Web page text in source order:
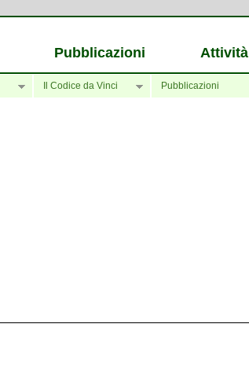
Pubblicazioni Attività
Il Codice da Vinci Pubblicazioni